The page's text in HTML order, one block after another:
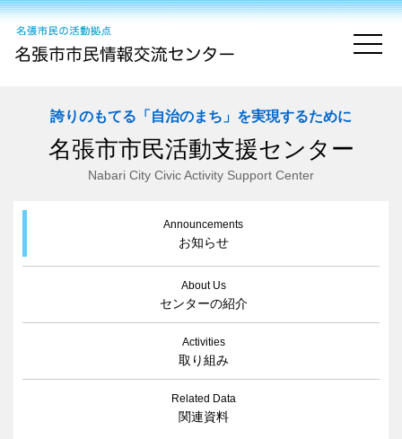
誇りのもてる「自治のまち」を実現するために
名張市市民活動支援センター
Nabari City Civic Activity Support Center
Announcements
お知らせ
About Us
センターの紹介
Activities
取り組み
Related Data
関連資料